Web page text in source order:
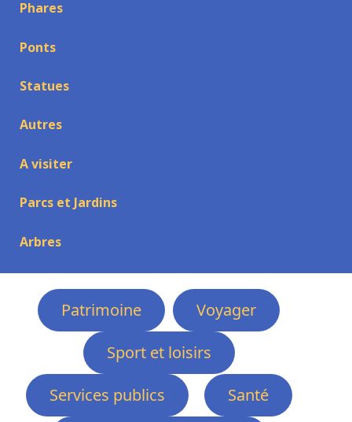
Phares
Ponts
Statues
Autres
A visiter
Parcs et Jardins
Arbres
Patrimoine
Voyager
Sport et loisirs
Services publics
Santé